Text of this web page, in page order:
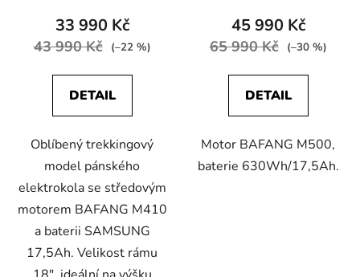
33 990 Kč
43 990 Kč (–22 %)
DETAIL
Oblíbený trekkingový
model pánského
elektrokola se středovým
motorem BAFANG M410
a baterii SAMSUNG
17,5Ah. Velikost rámu
45 990 Kč
65 990 Kč (–30 %)
DETAIL
Motor BAFANG M500,
baterie 630Wh/17,5Ah.